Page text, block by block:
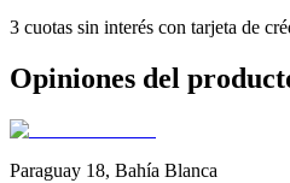
3 cuotas sin interés con tarjeta de
Opiniones del
Paraguay 18, Bahía Blanca